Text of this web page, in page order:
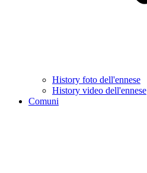
History foto dell'ennese
History video dell'ennese
Comuni